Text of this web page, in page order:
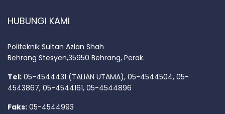
HUBUNGI KAMI
Politeknik Sultan Azlan Shah
Behrang Stesyen,35950 Behrang, Perak.
Tel: 05-4544431 (TALIAN UTAMA), 05-4544504, 05-
4543867, 05-4544161, 05-4544896
Faks: 05-4544993